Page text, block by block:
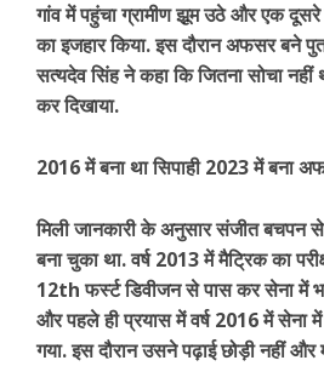
गांव में पहुंचा ग्रामीण झूम उठे और एक दूसरे
का इजहार किया. इस दौरान अफसर बने
सत्यदेव सिंह ने कहा कि जितना सोचा
कर दिखाया.
2016 में बना था सिपाही 2023 में बना
मिली जानकारी के अनुसार संजीत बचपन
बना चुका था. वर्ष 2013 में मैट्रिक का
12th फर्स्ट डिवीजन से पास कर सेना में
और पहले ही प्रयास में वर्ष 2016 में सेना में
गया. इस दौरान उसने पढ़ाई छोड़ी नहीं